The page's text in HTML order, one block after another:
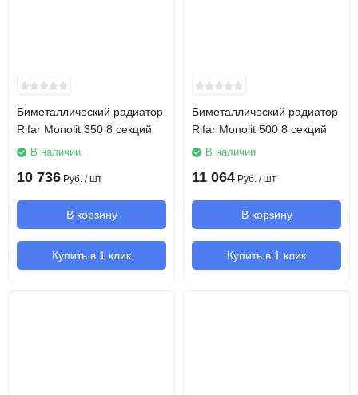
Биметаллический радиатор
Rifar Monolit 350 8 секций
В наличии
10 736 Руб. / шт
В корзину
Купить в 1 клик
Биметаллический радиатор
Rifar Monolit 500 8 секций
В наличии
11 064 Руб. / шт
В корзину
Купить в 1 клик